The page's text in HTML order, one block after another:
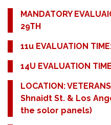
MANDATORY
29TH
11u EVALUATION
14U EVALUATION
LOCATION:
Shnaidt St. & Los
the solor panels)